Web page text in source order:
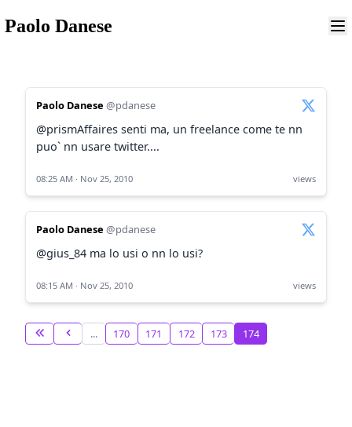
Paolo Danese
Paolo Danese @pdanese
@prismAffaires senti ma, un freelance come te nn
puo` nn usare twitter....
08:25 AM · Nov 25, 2010 views
Paolo Danese @pdanese
@gius_84 ma lo usi o nn lo usi?
08:15 AM · Nov 25, 2010 views
First Previous
... 170 171 172 173 174